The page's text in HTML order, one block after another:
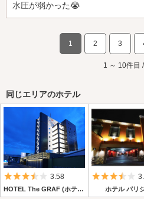
水圧が弱かった😭
1 2 3
1 ～ 10件目 /
同じエリアのホテル
5つ星のうち3.5
3.58
HOTEL The GRAF (ホテル ザ グラフ)
5
ホテル パリ